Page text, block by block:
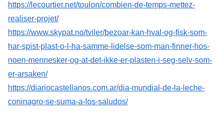
https://lecourtier.net/toulon/combien-de-temps-mettez-
realiser-projet/
https://www.skypat.no/tviler/bezoar-kan-hval-og-fisk-som-
har-spist-plast-o-l-ha-samme-lidelse-som-man-finner-hos-
noen-mennesker-og-at-det-ikke-er-plasten-i-seg-selv-som-
er-arsaken/
https://diariocastellanos.com.ar/dia-mundial-de-la-leche-
coninagro-se-suma-a-los-saludos/